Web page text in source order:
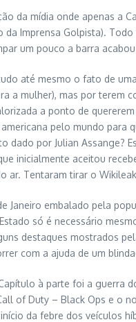
da mídia onde apenas a
Imprensa Golpista).
um pouco a barra
até mesmo o fato de
a mulher), mas por
a ponto de
pelo mundo para
dado por Julian
inicialmente aceitou
Tentaram tirar o
embalado pela
só é necessário
destaques mostrados
com a ajuda de um
à parte foi a guerra
of Duty – Black Ops e o
da febre dos veículos